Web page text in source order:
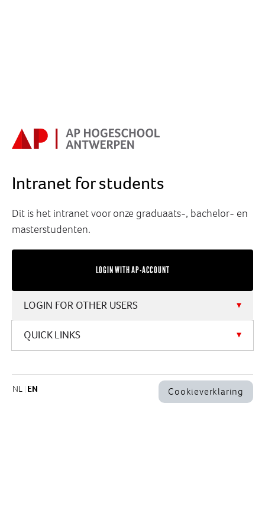
Intranet for students
Dit is het intranet voor onze graduaats-, bachelor- en
masterstudenten.
LOGIN FOR OTHER USERS
QUICK LINKS
NL EN Cookieverklaring